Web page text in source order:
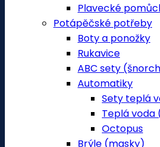
Plavecké
Potápěčské potřeby
Boty a ponožky
Rukavice
ABC sety
Automatiky
Sety teplá
Teplá voda
Octopus
Brýle (masky)